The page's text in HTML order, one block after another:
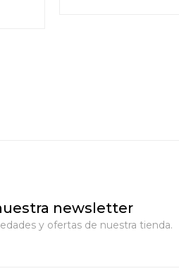
newsletter
y ofertas de nuestra tienda.